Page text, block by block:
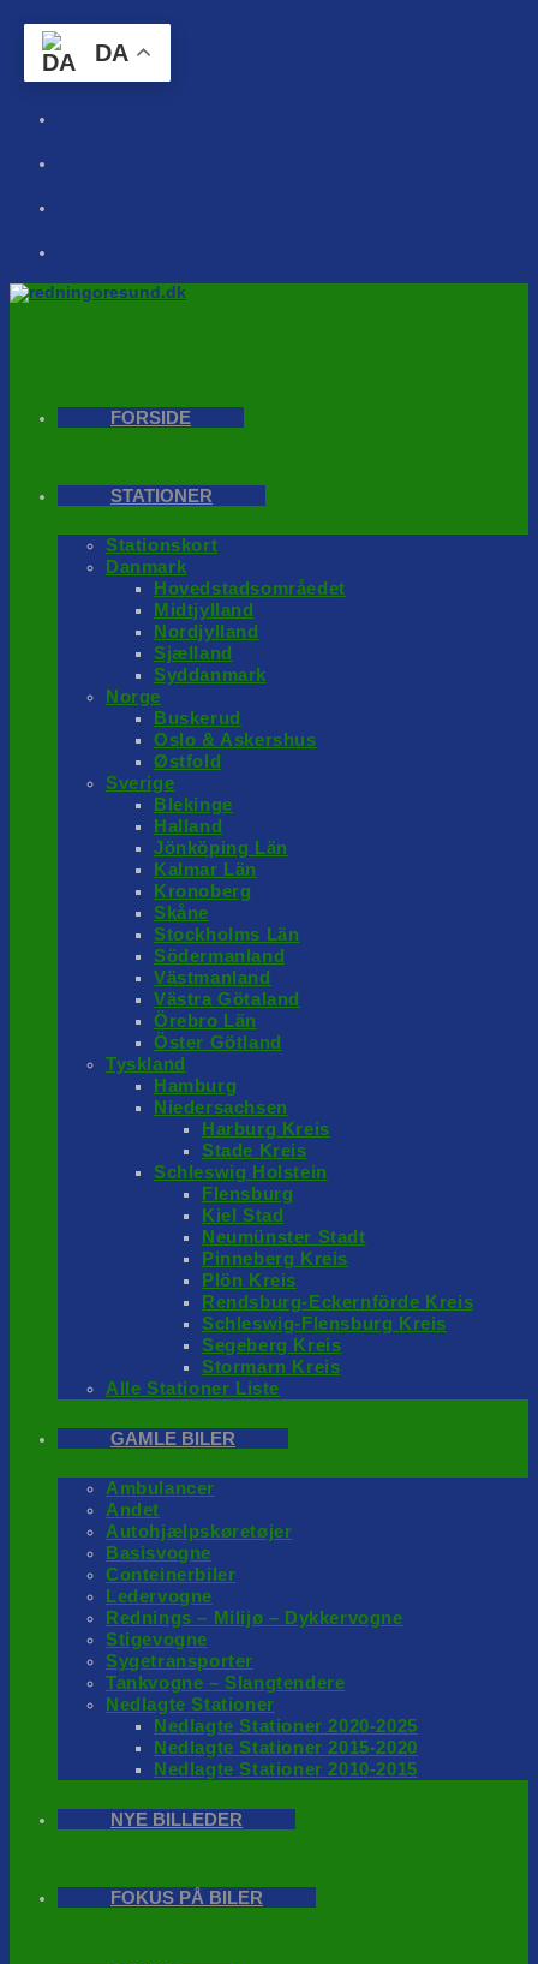
FORSIDE
STATIONER
Stationskort
Danmark
Hovedstadsområedet
Midtjylland
Nordjylland
Sjælland
Syddanmark
Norge
Buskerud
Oslo & Askershus
Østfold
Sverige
Blekinge
Halland
Jönköping Län
Kalmar Län
Kronoberg
Skåne
Stockholms Län
Södermanland
Västmanland
Västra Götaland
Örebro Län
Öster Götland
Tyskland
Hamburg
Niedersachsen
Harburg Kreis
Stade Kreis
Schleswig Holstein
Flensburg
Kiel Stad
Neumünster Stadt
Pinneberg Kreis
Plön Kreis
Rendsburg-Eckernförde Kreis
Schleswig-Flensburg Kreis
Segeberg Kreis
Stormarn Kreis
Alle Stationer Liste
GAMLE BILER
Ambulancer
Andet
Autohjælpskøretøjer
Basisvogne
Conteinerbiler
Ledervogne
Rednings – Milijø – Dykkervogne
Stigevogne
Sygetransporter
Tankvogne – Slangtendere
Nedlagte Stationer
Nedlagte Stationer 2020-2025
Nedlagte Stationer 2015-2020
Nedlagte Stationer 2010-2015
NYE BILLEDER
FOKUS PÅ BILER
DA